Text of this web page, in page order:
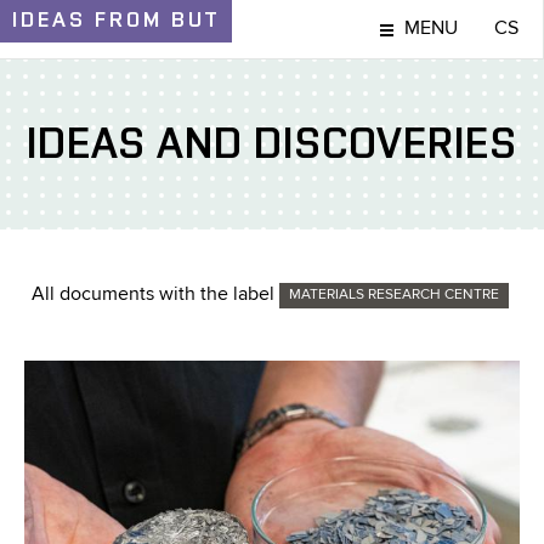
IDEAS FROM BUT MENU CS
IDEAS AND DISCOVERIES
All documents with the label MATERIALS RESEARCH CENTRE